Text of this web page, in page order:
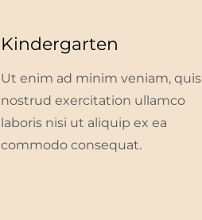
Kindergarten
Ut enim ad minim veniam, quis
nostrud exercitation ullamco
laboris nisi ut aliquip ex ea
commodo consequat.